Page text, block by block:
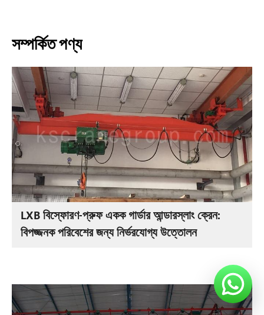
সম্পর্কিত পণ্য
LXB বিস্ফোরণ-প্রুফ একক গার্ডার আন্ডারস্লাং ক্রেন:
বিপজ্জনক পরিবেশের জন্য নির্ভরযোগ্য উত্তোলন